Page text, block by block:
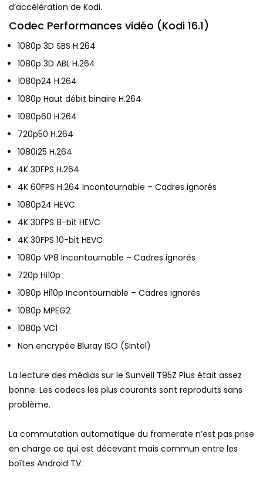
d’accélération de Kodi.
Codec Performances vidéo (Kodi 16.1)
1080p 3D SBS H.264
1080p 3D ABL H.264
1080p24 H.264
1080p Haut débit binaire H.264
1080p60 H.264
720p50 H.264
1080i25 H.264
4K 30FPS H.264
4K 60FPS H.264 Incontournable – Cadres ignorés
1080p24 HEVC
4K 30FPS 8-bit HEVC
4K 30FPS 10-bit HEVC
1080p VP8 Incontournable – Cadres ignorés
720p Hi10p
1080p Hi10p Incontournable – Cadres ignorés
1080p MPEG2
1080p VC1
Non encrypée Bluray ISO (Sintel)
La lecture des médias sur le Sunvell T95Z Plus était assez
bonne. Les codecs les plus courants sont reproduits sans
problème.
La commutation automatique du framerate n’est pas prise
en charge ce qui est décevant mais commun entre les
boîtes Android TV.